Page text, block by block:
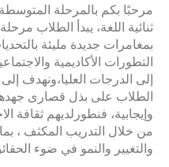
مرحبًا بكم بالمرحلة
ثنائية اللغة، يبدأ الطلاب
بمغامرات جديدة مليئة
التطورات الأكاديمية
إلى الدرجات العليا،ونهدف
الطلاب على بذل قصارى جهدهم
وإيجابية، فنطورلديهم ثقافة
من خلال التدريب المكثف ،
والتغيير والنمو في ضوء